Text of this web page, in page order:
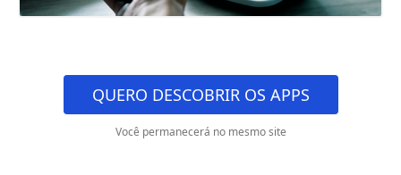
QUERO DESCOBRIR OS APPS
Você permanecerá no mesmo site